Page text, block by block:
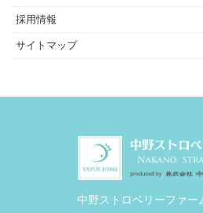
採用情報
サイトマップ
中野ストロベリーファー